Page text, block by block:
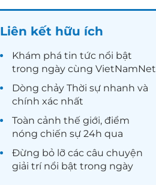
Liên kết hữu ích
Khám phá tin tức nổi bật
trong ngày cùng VietNamNet
Dòng chảy Thời sự nhanh và
chính xác nhất
Toàn cảnh thế giới, điểm
nóng chiến sự 24h qua
Đừng bỏ lỡ các câu chuyện
giải trínổi bật trong ngày